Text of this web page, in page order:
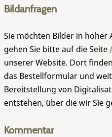
Bildanfragen
Sie möchten Bilder in hoher
gehen Sie bitte auf die Seite
unserer Website. Dort
das Bestellformular und
Bereitstellung von
entstehen, über die wir Sie
Kommentar